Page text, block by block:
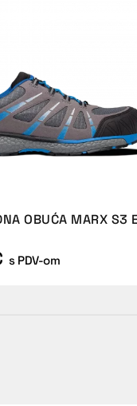
OBUĆA MARX S3
s PDV-om